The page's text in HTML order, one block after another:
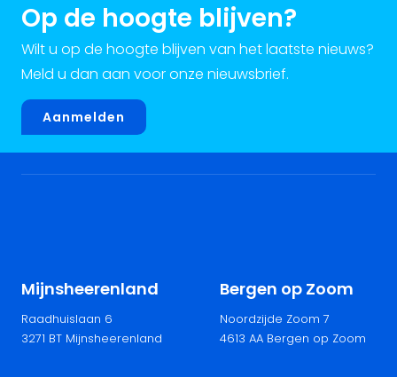
Op de hoogte blijven?
Wilt u op de hoogte blijven van het laatste nieuws?
Meld u dan aan voor onze nieuwsbrief.
Aanmelden
Mijnsheerenland
Raadhuislaan 6
3271 BT Mijnsheerenland
Bergen op Zoom
Noordzijde Zoom 7
4613 AA Bergen op Zoom